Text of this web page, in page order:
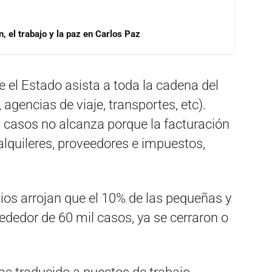
el trabajo y la paz en Carlos Paz
el Estado asista a toda la cadena del
de viaje, transportes, etc).
casos no alcanza porque la facturación
proveedores e impuestos,
arrojan que el 10% de las pequeñas y
de 60 mil casos, ya se cerraron o